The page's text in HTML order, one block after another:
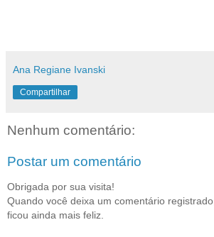
Ana Regiane Ivanski
Compartilhar
Nenhum comentário:
Postar um comentário
Obrigada por sua visita!
Quando você deixa um comentário registrado,
ficou ainda mais feliz.